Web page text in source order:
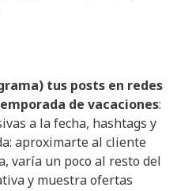
tus posts en redes
de vacaciones:
a la fecha, hashtags y
aproximarte al cliente
varía un poco al resto del
y muestra ofertas